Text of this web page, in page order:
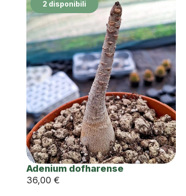
2 disponibili
Adenium dofharense
36,00 €